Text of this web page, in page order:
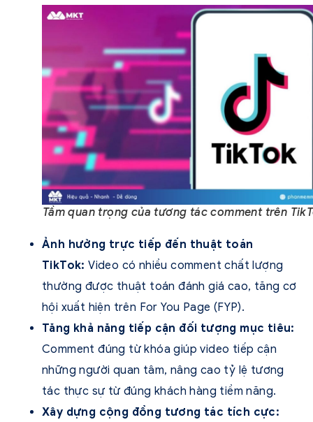
Tầm quan trọng của tương tác comment trên
Ảnh hưởng trực tiếp đến thuật toán
TikTok:Video có nhiều comment chất lượng
thường được thuật toán đánh giá cao, tăng cơ
hội xuất hiện trên For You Page (FYP).
Tăng khả năng tiếp cận đối tượng mục tiêu:
Comment đúng từ khóa giúp video tiếp cận
những người quan tâm, nâng cao tỷ lệ tương
tác thực sự từ đúng khách hàng tiềm năng.
Xây dựng cộng đồng tương tác tích cực: